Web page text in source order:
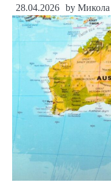
28.04.2026 by Микола